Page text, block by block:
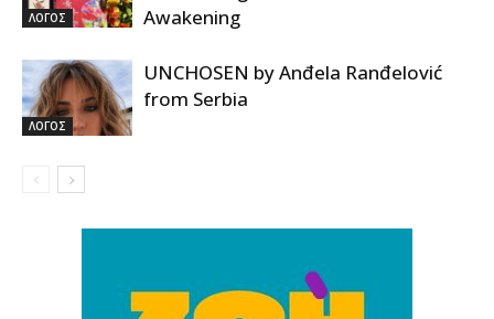
ΛΟΓΟΣ
Awakening
ΛΟΓΟΣ
UNCHOSEN by Anđela Ranđelović
from Serbia